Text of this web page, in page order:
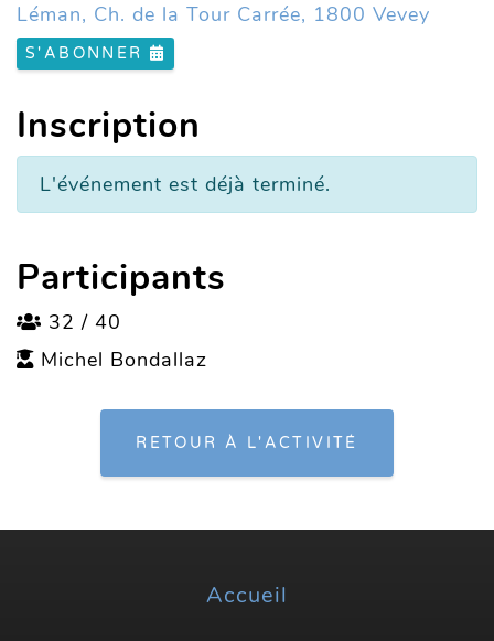
Léman, Ch. de la Tour Carrée, 1800 Vevey
S'ABONNER
Inscription
L'événement est déjà terminé.
Participants
32 / 40
Michel Bondallaz
RETOUR À L'ACTIVITÉ
Accueil